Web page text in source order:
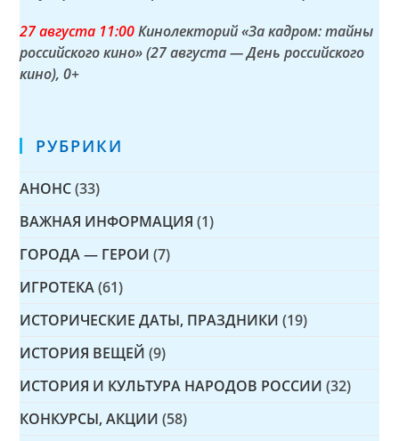
27 августа 11:00Кинолекторий «За кадром: тайны
российского кино» (27 августа — День российского
кино), 0+
РУБРИКИ
АНОНС (33)
ВАЖНАЯ ИНФОРМАЦИЯ (1)
ГОРОДА — ГЕРОИ (7)
ИГРОТЕКА (61)
ИСТОРИЧЕСКИЕ ДАТЫ, ПРАЗДНИКИ (19)
ИСТОРИЯ ВЕЩЕЙ (9)
ИСТОРИЯ И КУЛЬТУРА НАРОДОВ РОССИИ (32)
КОНКУРСЫ, АКЦИИ (58)